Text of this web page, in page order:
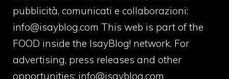
pubblicità, comunicati e collaborazioni:
info@isayblog.com This web is part of the
FOOD inside the IsayBlog! network. For
advertising, press releases and other
opportunities: info@isayblog.com